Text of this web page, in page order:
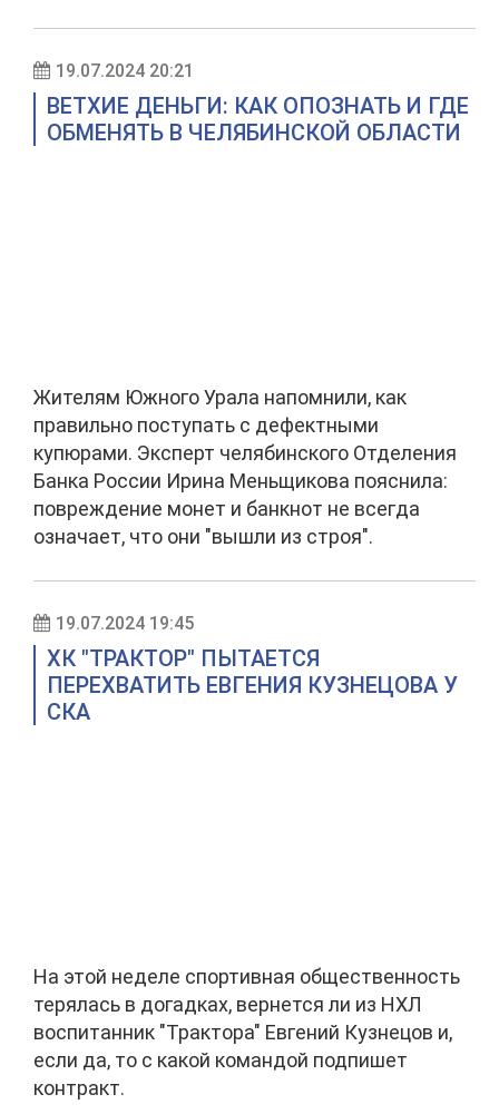
19.07.2024 20:21
ВЕТХИЕ ДЕНЬГИ: КАК ОПОЗНАТЬ И ГДЕ
ОБМЕНЯТЬ В ЧЕЛЯБИНСКОЙ ОБЛАСТИ
Жителям Южного Урала напомнили, как
правильно поступать с дефектными
купюрами. Эксперт челябинского Отделения
Банка России Ирина Меньщикова пояснила:
повреждение монет и банкнот не всегда
означает, что они "вышли из строя".
19.07.2024 19:45
ХК "ТРАКТОР" ПЫТАЕТСЯ
ПЕРЕХВАТИТЬ ЕВГЕНИЯ КУЗНЕЦОВА У
СКА
На этой неделе спортивная общественность
терялась в догадках, вернется ли из НХЛ
воспитанник "Трактора" Евгений Кузнецов и,
если да, то с какой командой подпишет
контракт.